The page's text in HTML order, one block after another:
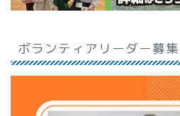
ボランティアリーダー募集